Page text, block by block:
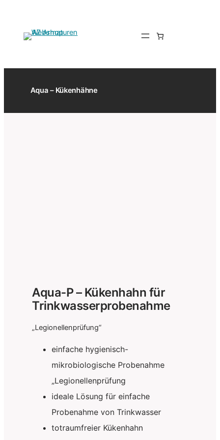
springen
Aqua – Kükenhähne
Aqua-P – Kükenhahn für
Trinkwasserprobenahme
„Legionellenprüfung“
einfache hygienisch-
mikrobiologische Probenahme
„Legionellenprüfung
ideale Lösung für einfache
Probenahme von Trinkwasser
totraumfreier Kükenhahn